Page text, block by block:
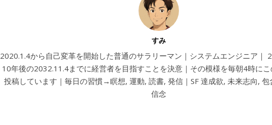
すみ
2020.1.4から自己変革を開始した普通のサラリーマン｜システムエンジニア｜
10年後の2032.11.4までに経営者を目指すことを決意｜その模様を毎朝4時に
投稿しています｜毎日の習慣→瞑想, 運動, 読書, 発信｜SF 達成欲, 未来志向, 包
信念